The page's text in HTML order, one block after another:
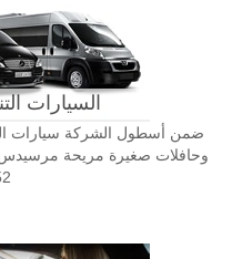
السيارات
وحافلات صغيرة مريحة مرسيدس
52